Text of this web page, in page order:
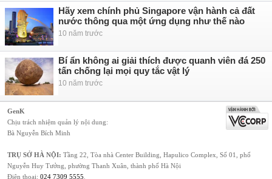
Hãy xem chính phủ Singapore vận hành cả đất
nước thông qua một ứng dụng như thế nào
10 năm trước
Bí ẩn không ai giải thích được quanh viên đá 250
tấn chống lại mọi quy tắc vật lý
10 năm trước
GenK
Chịu trách nhiệm quản lý nội dung:
Bà Nguyễn Bích Minh
TRỤ SỞ HÀ NỘI: Tầng 22, Tòa nhà Center Building, Hapulico Complex, Số 01, phố
Nguyễn Huy Tưởng, phường Thanh Xuân, thành phố Hà Nội
Điện thoại: 024 7309 5555